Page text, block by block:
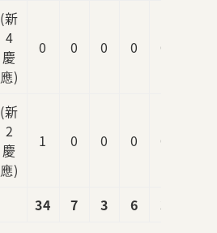
(新
4
慶
應)
0 0 0 0 0
(新
2
慶
應)
1 0 0 0 0
34 7 3 6 3